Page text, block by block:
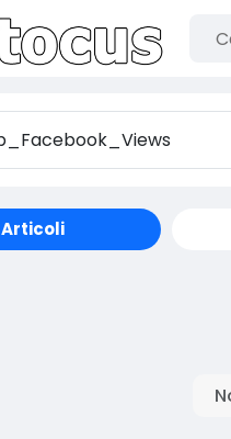
Articoli